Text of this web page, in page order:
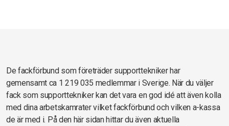
De fackförbund som företräder supporttekniker har
gemensamt ca 1 219 035 medlemmar i Sverige. När du väljer
fack som supporttekniker kan det vara en god idé att även kolla
med dina arbetskamrater vilket fackförbund och vilken a-kassa
de är med i. På den här sidan hittar du även aktuella